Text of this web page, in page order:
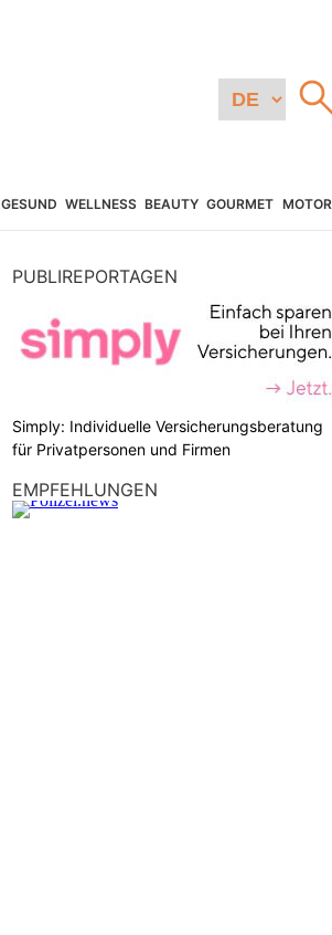
GESUND WELLNESS BEAUTY GOURMET MOTOR
PUBLIREPORTAGEN
Simply: Individuelle Versicherungsberatung
für Privatpersonen und Firmen
EMPFEHLUNGEN